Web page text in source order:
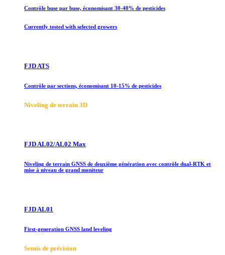
Contrôle buse par buse, économisant 30-40% de pesticides
Currently tested with selected growers
FJD ATS
Contrôle par sections, économisant 10-15% de pesticides
Niveling de terrain 3D
FJD AL02/AL02 Max
Niveling de terrain GNSS de deuxième génération avec contrôle dual-RTK et
mise à niveau de grand moniteur
FJD AL01
First-generation GNSS land leveling
Semis de précision